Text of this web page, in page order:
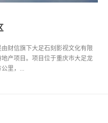
财信旗下大足石刻影视文化有限
产项目。项目位于重庆市大足龙
里，...
然景观资源，与重庆唯一的世界